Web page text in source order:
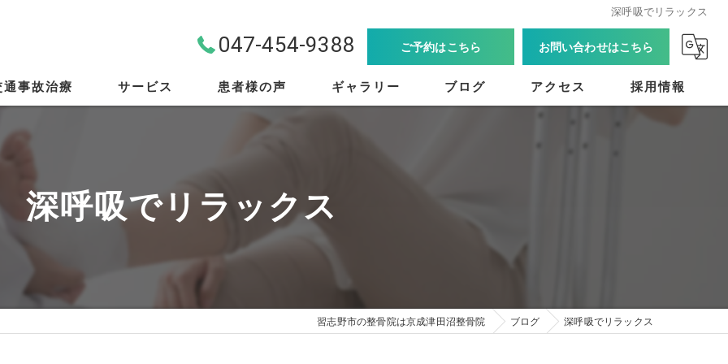
深呼吸でリラックス
047-454-9388 ご予約はこちら お問い合わせはこちら
通事故治療 サービス
スポーツ外傷
骨盤矯正
患者様の声 ギャラリー ブログ アクセス 採用情報
深呼吸でリラックス
習志野市の整骨院は京成津田沼整骨院 ブログ 深呼吸でリラックス